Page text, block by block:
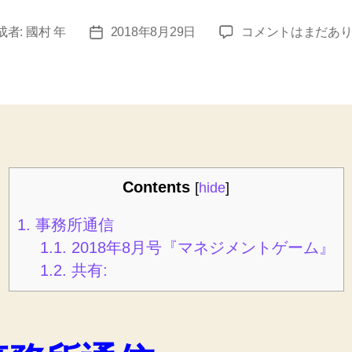
者: 國村 年
投
2018年8月29日
事
信
コメントはまだあ
Contents [hide]
1. 事務所通信
1.1. 2018年8月号『マネジメントゲーム』
1.2. 共有: